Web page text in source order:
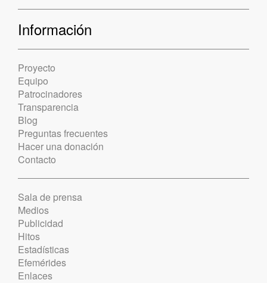
Información
Proyecto
Equipo
Patrocinadores
Transparencia
Blog
Preguntas frecuentes
Hacer una donación
Contacto
Sala de prensa
Medios
Publicidad
Hitos
Estadísticas
Efemérides
Enlaces